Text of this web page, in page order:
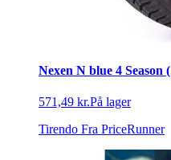
Nexen N blue 4 Season
571,49 kr.På lager
Tirendo Fra PriceRunner